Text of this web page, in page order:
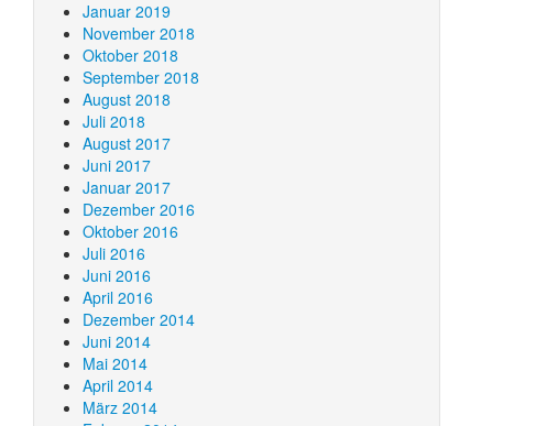
Januar 2019
November 2018
Oktober 2018
September 2018
August 2018
Juli 2018
August 2017
Juni 2017
Januar 2017
Dezember 2016
Oktober 2016
Juli 2016
Juni 2016
April 2016
Dezember 2014
Juni 2014
Mai 2014
April 2014
März 2014